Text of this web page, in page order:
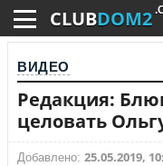
CLUBDOM2
ВИДЕО
Редакция:
целовать
Добавлено: 25.05.2019,